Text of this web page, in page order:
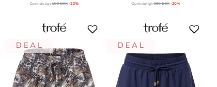
Oprindeligt199 DKK -20% Oprindeligt399 DKK -20%
D E A L D E A L